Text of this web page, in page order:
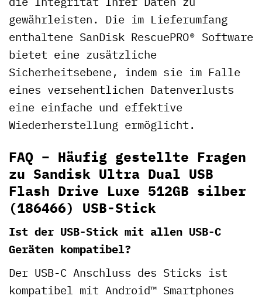
gewährleisten. Die im Lieferumfang
enthaltene SanDisk RescuePRO® Software
bietet eine zusätzliche
Sicherheitsebene, indem sie im Falle
eines versehentlichen Datenverlusts
eine einfache und effektive
Wiederherstellung ermöglicht.
FAQ – Häufig gestellte Fragen
zu Sandisk Ultra Dual USB
Flash Drive Luxe 512GB silber
(186466) USB-Stick
Ist der USB-Stick mit allen USB-C
Geräten kompatibel?
Der USB-C Anschluss des Sticks ist
kompatibel mit Android™ Smartphones